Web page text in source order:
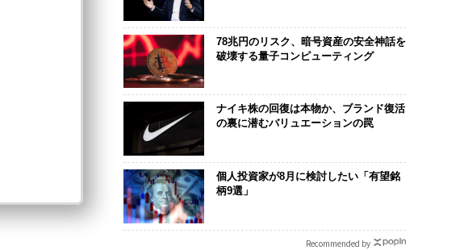
78兆円のリスク、暗号資産の安全神話を
破壊する量子コンピューティング
ナイキ株の回復は本物か、ブランド復活
の裏に潜むバリュエーションの罠
個人投資家が8月に検討したい「有望銘
柄9選」
Recommended by